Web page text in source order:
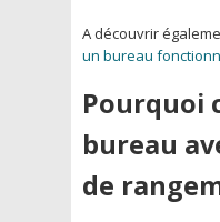
A découvrir
un bureau
Pourquoi
bureau
de